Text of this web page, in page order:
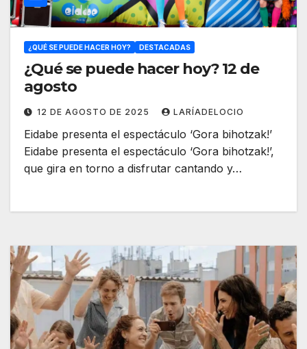
¿QUÉ SE PUEDE HACER HOY? DESTACADAS
¿Qué se puede hacer hoy? 12 de
agosto
12 DE AGOSTO DE 2025 LARÍADELOCIO
Eidabe presenta el espectáculo ‘Gora bihotzak!’
Eidabe presenta el espectáculo ‘Gora bihotzak!’,
que gira en torno a disfrutar cantando y…